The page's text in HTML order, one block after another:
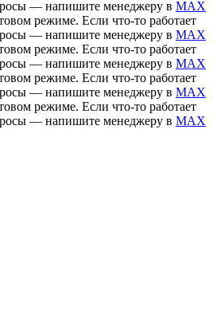
— напишите менеджеру в MAX
режиме. Если что-то работает
— напишите менеджеру в MAX
режиме. Если что-то работает
— напишите менеджеру в MAX
режиме. Если что-то работает
— напишите менеджеру в MAX
режиме. Если что-то работает
— напишите менеджеру в MAX